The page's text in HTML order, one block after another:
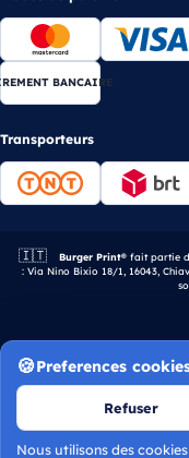
BANCAIRE
Transporteurs
🇮🇹 Entreprise italienne.
Burger Print®fait partie
: Via Nino Bixio 18/1, 16043,
Preferences
Refuser
Nous utilisons des